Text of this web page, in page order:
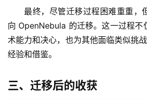
最终，尽管迁移过程困难重重，
向 OpenNebula 的迁移。这一过程不
术能力和决心，也为其他面临类似挑
经验和借鉴。
三、迁移后的收获